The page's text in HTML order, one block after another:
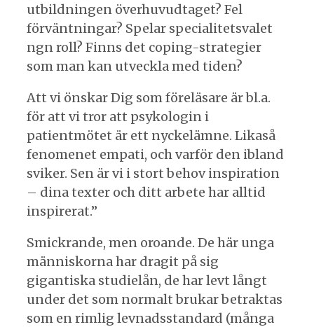
utbildningen överhuvudtaget? Fel
förväntningar? Spelar specialitetsvalet
ngn roll? Finns det coping-strategier
som man kan utveckla med tiden?
Att vi önskar Dig som föreläsare är bl.a.
för att vi tror att psykologin i
patientmötet är ett nyckelämne. Likaså
fenomenet empati, och varför den ibland
sviker. Sen är vi i stort behov inspiration
– dina texter och ditt arbete har alltid
inspirerat.”
Smickrande, men oroande. De här unga
människorna har dragit på sig
gigantiska studielån, de har levt långt
under det som normalt brukar betraktas
som en rimlig levnadsstandard (många